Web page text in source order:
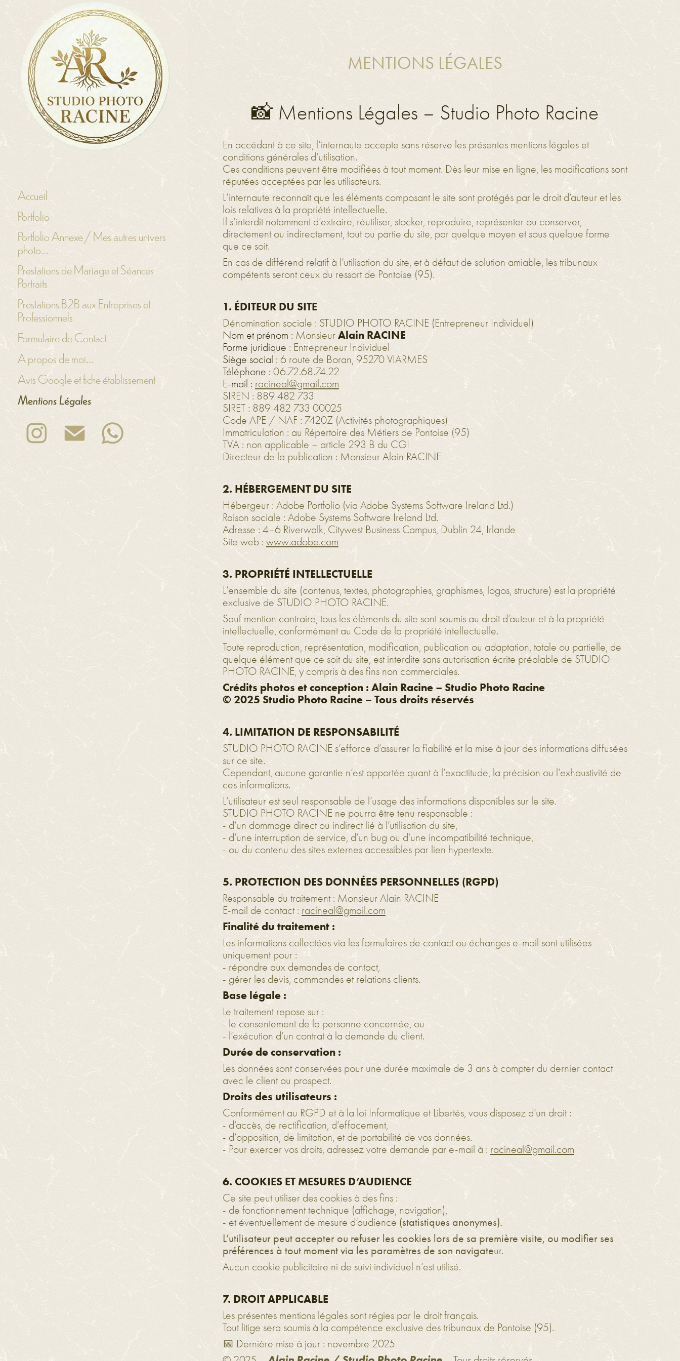
Accueil
Portfolio
Portfolio Annexe / Mes autres univers
photo...
Prestations de Mariage et Séances
Portraits
Prestations B2B aux Entreprises et
Professionnels
Formulaire de Contact
A propos de moi...
Avis Google et fiche établissement
Mentions Légales
MENTIONS LÉGALES
📸 Mentions Légales – Studio Photo Racine
En accédant à ce site, l’internaute accepte sans réserve les présentes mentions légales et
conditions générales d’utilisation.
Ces conditions peuvent être modifiées à tout moment. Dès leur mise en ligne, les modifications sont
réputées acceptées par les utilisateurs.
L’internaute reconnaît que les éléments composant le site sont protégés par le droit d’auteur et les
lois relatives à la propriété intellectuelle.
Il s’interdit notamment d’extraire, réutiliser, stocker, reproduire, représenter ou conserver,
directement ou indirectement, tout ou partie du site, par quelque moyen et sous quelque forme
que ce soit.
En cas de différend relatif à l’utilisation du site, et à défaut de solution amiable, les tribunaux
compétents seront ceux du ressort de Pontoise (95).
1. ÉDITEUR DU SITE
Dénomination sociale : STUDIO PHOTO RACINE (Entrepreneur Individuel)
Nom et prénom : MonsieurAlain RACINE
Forme juridique : Entrepreneur Individuel
Siège social : 6 route de Boran, 95270 VIARMES
Téléphone : 06.72.68.74.22
E-mail : racineal@gmail.com
SIREN : 889 482 733
SIRET : 889 482 733 00025
Code APE / NAF : 7420Z (Activités photographiques)
Immatriculation : au Répertoire des Métiers de Pontoise (95)
TVA : non applicable – article 293 B du CGI
Directeur de la publication : Monsieur Alain RACINE
2. HÉBERGEMENT DU SITE
Hébergeur : Adobe Portfolio (via Adobe Systems Software Ireland Ltd.)
Raison sociale : Adobe Systems Software Ireland Ltd.
Adresse : 4–6 Riverwalk, Citywest Business Campus, Dublin 24, Irlande
Site web : www.adobe.com
3. PROPRIÉTÉ INTELLECTUELLE
L’ensemble du site (contenus, textes, photographies, graphismes, logos, structure) est la propriété
exclusive de STUDIO PHOTO RACINE.
Sauf mention contraire, tous les éléments du site sont soumis au droit d’auteur et à la propriété
intellectuelle, conformément au Code de la propriété intellectuelle.
Toute reproduction, représentation, modification, publication ou adaptation, totale ou partielle, de
quelque élément que ce soit du site, est interdite sans autorisation écrite préalable de STUDIO
PHOTO RACINE, y compris à des fins non commerciales.
Crédits photos et conception : Alain Racine – Studio Photo Racine
© 2025 Studio Photo Racine – Tous droits réservés
4. LIMITATION DE RESPONSABILITÉ
STUDIO PHOTO RACINE s’efforce d’assurer la fiabilité et la mise à jour des informations diffusées
sur ce site.
Cependant, aucune garantie n’est apportée quant à l’exactitude, la précision ou l’exhaustivité de
ces informations.
L’utilisateur est seul responsable de l’usage des informations disponibles sur le site.
STUDIO PHOTO RACINE ne pourra être tenu responsable :
- d’un dommage direct ou indirect lié à l’utilisation du site,
- d’une interruption de service, d’un bug ou d’une incompatibilité technique,
- ou du contenu des sites externes accessibles par lien hypertexte.
5. PROTECTION DES DONNÉES PERSONNELLES (RGPD)
Responsable du traitement : Monsieur Alain RACINE
E-mail de contact : racineal@gmail.com
Finalité du traitement :
Les informations collectées via les formulaires de contact ou échanges e-mail sont utilisées
uniquement pour :
- répondre aux demandes de contact,
- gérer les devis, commandes et relations clients.
Base légale :
Le traitement repose sur :
- le consentement de la personne concernée, ou
- l’exécution d’un contrat à la demande du client.
Durée de conservation :
Les données sont conservées pour une durée maximale de 3 ans à compter du dernier contact
avec le client ou prospect.
Droits des utilisateurs :
Conformément au RGPD et à la loi Informatique et Libertés, vous disposez d’un droit :
- d’accès, de rectification, d’effacement,
- d’opposition, de limitation, et de portabilité de vos données.
- Pour exercer vos droits, adressez votre demande par e-mail à : racineal@gmail.com
6. COOKIES ET MESURES D’AUDIENCE
Ce site peut utiliser des cookies à des fins :
- de fonctionnement technique (affichage, navigation),
- et éventuellement de mesure d’audience (statistiques anonymes).
L’utilisateur peut accepter ou refuser les cookies lors de sa première visite, ou modifier ses
préférences à tout moment via les paramètres de son navigateur.
Aucun cookie publicitaire ni de suivi individuel n’est utilisé.
7. DROIT APPLICABLE
Les présentes mentions légales sont régies par le droit français.
Tout litige sera soumis à la compétence exclusive des tribunaux de Pontoise (95).
📅 Dernière mise à jour : novembre 2025